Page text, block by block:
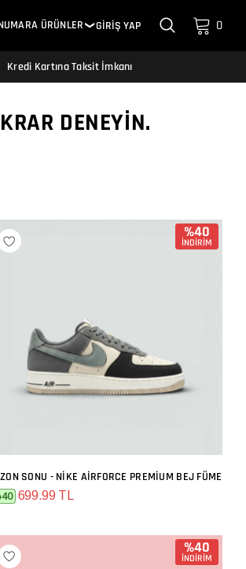
ÜRÜNLER ❯GİRİŞ YAP 0
Kredi Kartına Taksit İmkanı
DENEYIN.
%40
İNDİRİM
SEPETE EKLE
SONU - NIKE AIRFORCE PREMIUM BEJ FÜME
699.99 TL
%40
İNDİRİM